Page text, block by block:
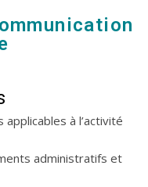
à l’activité
administratifs et